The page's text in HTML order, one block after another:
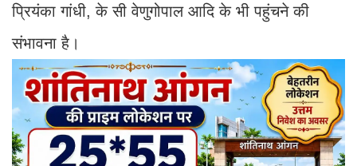
प्रियंका गांधी, के सी वेणुगोपाल आदि के भी पहुंचने की
संभावना है।